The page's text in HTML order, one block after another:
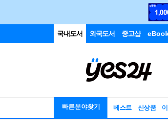
국내도서 외국도서 중고샵
빠른분야찾기 베스트 신상품